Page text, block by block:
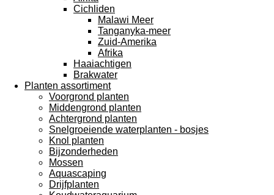
Cichliden
Malawi Meer
Tanganyka-meer
Zuid-Amerika
Afrika
Haaiachtigen
Brakwater
Planten assortiment
Voorgrond planten
Middengrond planten
Achtergrond planten
Snelgroeiende waterplanten - bosjes
Knol planten
Bijzonderheden
Mossen
Aquascaping
Drijfplanten